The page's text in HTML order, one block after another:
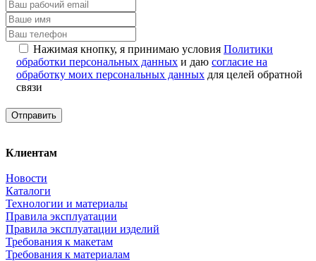
Нажимая кнопку, я принимаю условия Политики
обработки персональных данных и даю согласие на
обработку моих персональных данных для целей обратной
связи
Отправить
Клиентам
Новости
Каталоги
Технологии и материалы
Правила эксплуатации
Правила эксплуатации изделий
Требования к макетам
Требования к материалам